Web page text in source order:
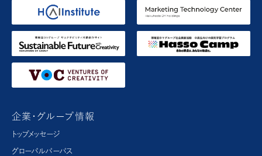
企業・グループ情報
トップメッセージ
グローバルパーパス​